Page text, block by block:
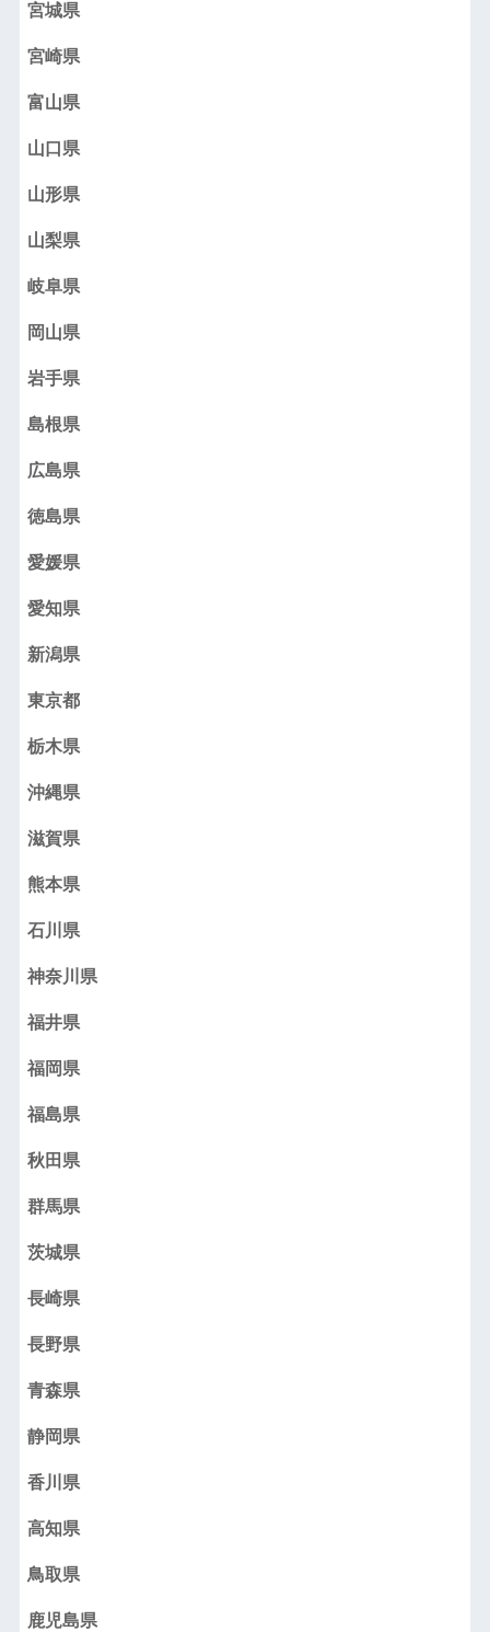
宮城県
宮崎県
富山県
山口県
山形県
山梨県
岐阜県
岡山県
岩手県
島根県
広島県
徳島県
愛媛県
愛知県
新潟県
東京都
栃木県
沖縄県
滋賀県
熊本県
石川県
神奈川県
福井県
福岡県
福島県
秋田県
群馬県
茨城県
長崎県
長野県
青森県
静岡県
香川県
高知県
鳥取県
鹿児島県